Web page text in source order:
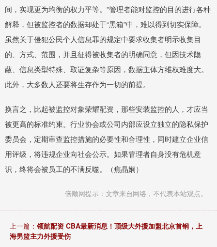
间，实现更为均衡的权力平等。”管理者能对监控的目的进行各种
解释，但被监控者的数据却处于“黑箱”中，难以得到切实保障。
虽然关于侵犯公民个人信息罪的规定中要求收集者明示收集目
的、方式、范围，并且征得被收集者的明确同意，但因技术隐
蔽、信息类型特殊、取证复杂等原因，数据主体方维权难度大。
此外，大多数人还要将生存作为一切的前提。
换言之，比起被监控对象荣耀配资，那些安装监控的人，才应当
被更高的标准约束。行业协会或公司内部应设立独立的隐私保护
委员会，定期审查监控措施的必要性和合理性，同时建立企业信
用评级，将违规企业向社会公示。如果管理者自身没有危机意
识，终将会被员工的不满反噬。（焦晶娴）
倍顺网提示：文章来自网络，不代表本站观点。
上一篇： 领航配资 CBA最新消息！顶级大外援加盟北京首钢，上
海男篮主力外援受伤